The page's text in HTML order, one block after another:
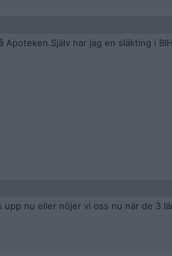
har jag en släkting i
upp nu eller nöjer vi oss nu när de 3